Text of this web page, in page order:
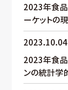
2023年食
ーケットの
2023.10.04
2023年食
ンの統計学